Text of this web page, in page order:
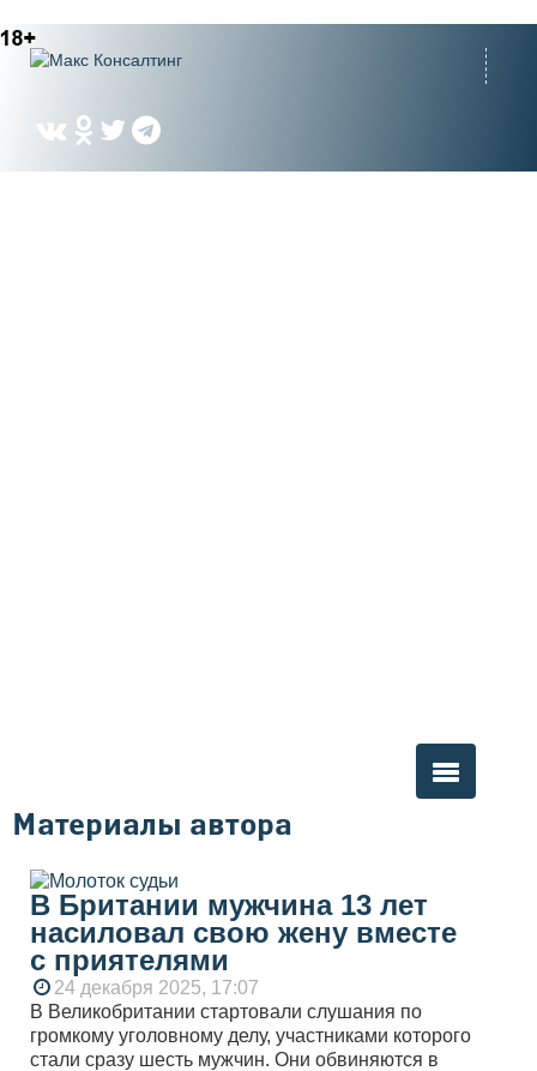
Вы здесь
Материалы автора
В Британии мужчина 13 лет
насиловал свою жену вместе
с приятелями
24 декабря 2025, 17:07
В Великобритании стартовали слушания по
громкому уголовному делу, участниками которого
стали сразу шесть мужчин. Они обвиняются в